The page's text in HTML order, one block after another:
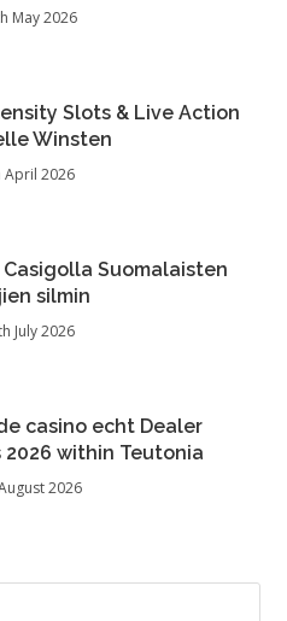
May 2026
Slots & Live Action
Winsten
April 2026
Suomalaisten
silmin
July 2026
casino echt Dealer
2026 within Teutonia
2026